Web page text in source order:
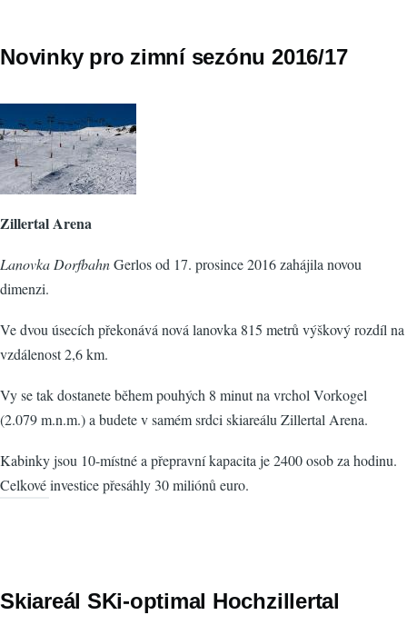
Novinky pro zimní sezónu 2016/17
Zillertal Arena
Lanovka DorfbahnGerlos od 17. prosince 2016 zahájila novou
dimenzi.
Ve dvou úsecích překonává nová lanovka 815 metrů výškový rozdíl na
vzdálenost 2,6 km.
Vy se tak dostanete během pouhých 8 minut na vrchol Vorkogel
(2.079 m.n.m.) a budete v samém srdci skiareálu Zillertal Arena.
Kabinky jsou 10-místné a přepravní kapacita je 2400 osob za hodinu.
Celkové investice přesáhly 30 miliónů euro.
Skiareál SKi-optimal Hochzillertal